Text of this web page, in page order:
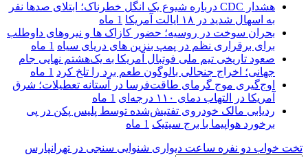
هشدار CDC درباره شیوع یک انگل خطرناک؛ ابتلای صدها نفر
به اسهال شدید در ۱۸ ایالت آمریکا
1 ماه
بحران سوخت در روسیه؛ حضور کازاک‌ ها و نیروهای داوطلب
برای برقراری نظم در پمپ بنزین‌ های دریای سیاه 1 ماه
صعود تاریخی تیم ملی فوتبال آمریکا به یک‌هشتم نهایی جام
جهانی؛ اخراج جنجالی بالوگون طعم برد را تلخ کرد 1 ماه
اوج‌گیری موج گرمای طاقت‌فرسا در آستانه تعطیلات؛ شرق
آمریکا در التهاب دمای ۱۱۰ درجه‌ای
1 ماه
ردیابی مالک خودروی تفتیش‌شده توسط پلیس پکن در پی
برخورد هواپیما با برج سیتیک 1 ماه
تخت خواب دو نفره ساعت دیواری شنوایی سنجی در تهرانپارس